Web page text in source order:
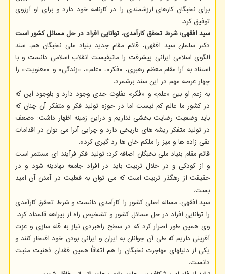
برای نخبگان کارهای ارزشمندی را در کارنامه خود دارد و برای او آرزوی
توفیق کرد.
سید افقهی: شرط تحقق کارآمدی، توانایی افراد در حل مسائل کشور است
دکتر سلمان سید افقهی، قائم مقام جدید بنیاد ملی نخبگان هم، سند
الگوی اسلامی ایرانی پیشرفت را مانیفیست انقلاب اسلامی دانست و با
استناد به آرا مقام معظم رهبری، «فکر»، «علم»، «زندگی» و «معنویت» را
چهار عرصه مهم در این سند برشمرد.
به زعم او بین «علم» و «فکر» تفاوت جدی وجود دارد و باوجود این که
در کشور ما عالم کم نیست اما در حوزه تولید فکر و متفکر آن چنان که
باید وضعیت رضایت بخشی نداریم و دراین زمینه اظهار داشت: «ضعف
در تولید متفکر ریشه های تاریخی دارد و چرایی آنرا می توان در اقدامات
تقی زاده ها و میز را ملکم خان ها رد گیری کرد».
قائم مقام بنیاد ملی نخبگان اضافه کرد: تولید فکر فرآیند ای مستمر است
و از کودکی و در خلال تربیت باید در افراد جامعه نهادینه شود و در
حقیقت از رهگذر تربیت است که می توان به فعلیت در آمدن آن امید
بست.
سید افقهی، مساله اصلی کشور را کارآمدی دانست و شرط تحقق کارآمدی
را توانایی افراد در حل مسائل کشور و تشخیص راه از بیراهه قلمداد کرد.
وی همین طور اصرار کرد که در سطح راهبردی نیاز به قله سازی و عزت
آفرینی داریم که طی آن جوانان به ایران و ایرانی بودن خود افتخار کنند و
یکی از دلیلهای مهاجرت نخبگان را هم اتفاقاً همین فقدان ذهنیت مثبت
دانست.